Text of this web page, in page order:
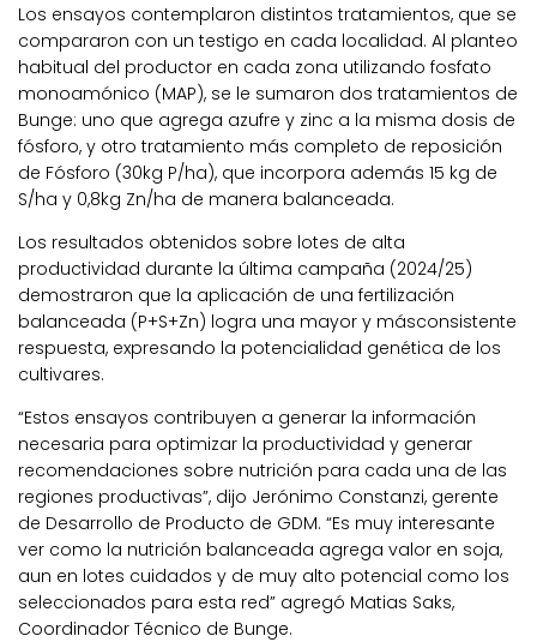
Los ensayos contemplaron distintos tratamientos, que se
compararon con un testigo en cada localidad. Al planteo
habitual del productor en cada zona utilizando fosfato
monoamónico (MAP), se le sumaron dos tratamientos de
Bunge: uno que agrega azufre y zinc a la misma dosis de
fósforo, y otro tratamiento más completo de reposición
de Fósforo (30kg P/ha), que incorpora además 15 kg de
S/ha y 0,8kg Zn/ha de manera balanceada.
Los resultados obtenidos sobre lotes de alta
productividad durante la última campaña (2024/25)
demostraron que la aplicación de una fertilización
balanceada (P+S+Zn) logra una mayor y másconsistente
respuesta, expresando la potencialidad genética de los
cultivares.
“Estos ensayos contribuyen a generar la información
necesaria para optimizar la productividad y generar
recomendaciones sobre nutrición para cada una de las
regiones productivas”, dijo Jerónimo Constanzi, gerente
de Desarrollo de Producto de GDM. “Es muy interesante
ver como la nutrición balanceada agrega valor en soja,
aun en lotes cuidados y de muy alto potencial como los
seleccionados para esta red” agregó Matias Saks,
Coordinador Técnico de Bunge.